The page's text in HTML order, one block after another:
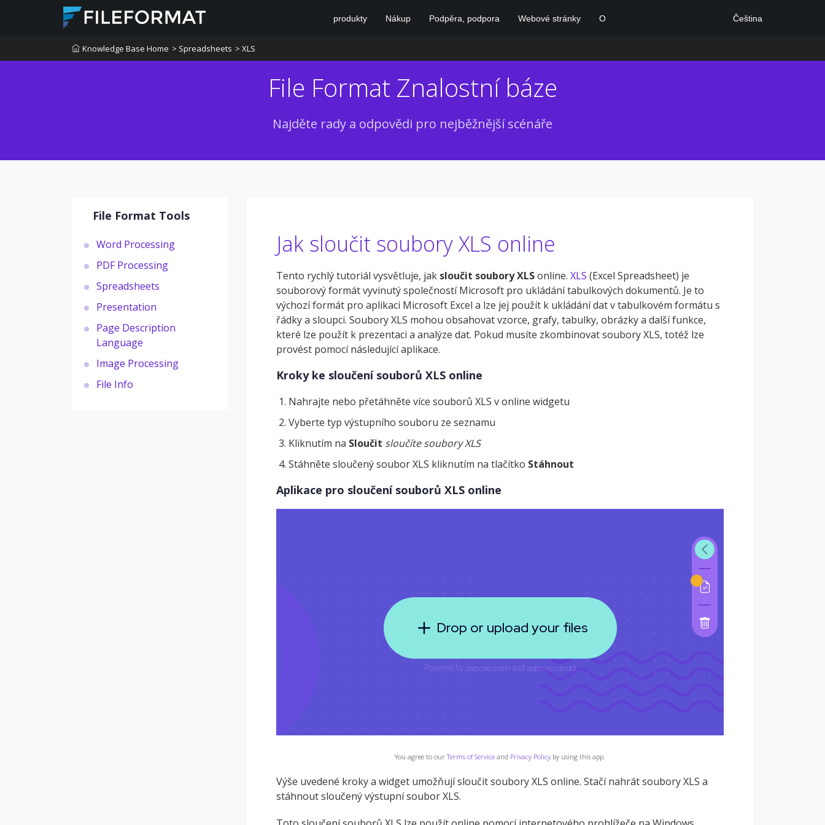
produkty Nákup Podpěra, podpora Webové stránky O Čeština
Knowledge Base Home > Spreadsheets > XLS
File Format Znalostní báze
Najděte rady a odpovědi pro nejběžnější scénáře
File Format Tools
Word Processing
PDF Processing
Spreadsheets
Presentation
Page Description
Language
Image Processing
File Info
Jak sloučit soubory XLS online
Tento rychlý tutoriál vysvětluje, jak sloučit soubory XLSonline. XLS (Excel Spreadsheet) je
souborový formát vyvinutý společností Microsoft pro ukládání tabulkových dokumentů. Je to
výchozí formát pro aplikaci Microsoft Excel a lze jej použít k ukládání dat v tabulkovém formátu s
řádky a sloupci. Soubory XLS mohou obsahovat vzorce, grafy, tabulky, obrázky a další funkce,
které lze použít k prezentaci a analýze dat. Pokud musíte zkombinovat soubory XLS, totéž lze
provést pomocí následující aplikace.
Kroky ke sloučení souborů XLS online
Nahrajte nebo přetáhněte více souborů XLS v online widgetu
Vyberte typ výstupního souboru ze seznamu
Kliknutím na Sloučit sloučíte soubory XLS
Stáhněte sloučený soubor XLS kliknutím na tlačítko Stáhnout
Aplikace pro sloučení souborů XLS online
You agree to ourTerms of Service and Privacy Policy by using this app.
Výše uvedené kroky a widget umožňují sloučit soubory XLS online. Stačí nahrát soubory XLS a
stáhnout sloučený výstupní soubor XLS.